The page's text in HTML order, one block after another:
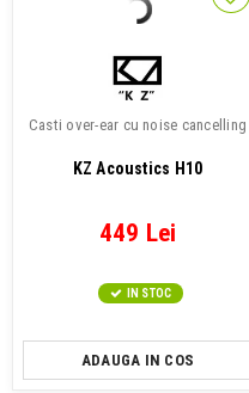
Casti over-ear cu noise cancelling
KZ Acoustics H10
449 Lei
IN STOC
ADAUGA IN COS